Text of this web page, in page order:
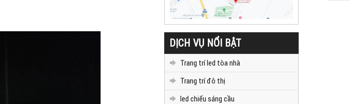
DỊCH VỤ NỔI BẬT
Trang trí led tòa nhà
Trang trí đô thị
led chiếu sáng cầu